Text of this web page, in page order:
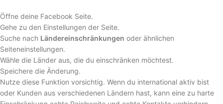
Öffne deine Facebook Seite.
Gehe zu den Einstellungen der Seite.
Suche nach Ländereinschränkungen oder ähnlichen
Seiteneinstellungen.
Wähle die Länder aus, die du einschränken möchtest.
Speichere die Änderung.
Nutze diese Funktion vorsichtig. Wenn du international aktiv bist
oder Kunden aus verschiedenen Ländern hast, kann eine zu harte